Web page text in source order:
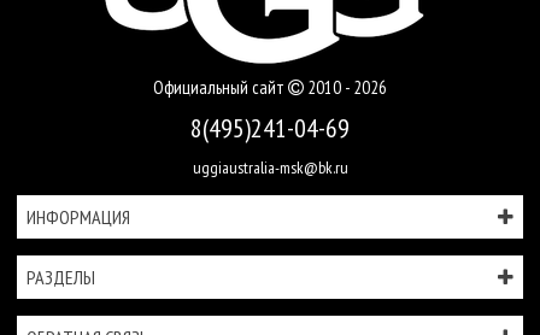
Официальный сайт 2010 - 2026
8(495)241-04-69
uggiaustralia-msk@bk.ru
ИНФОРМАЦИЯ
РАЗДЕЛЫ